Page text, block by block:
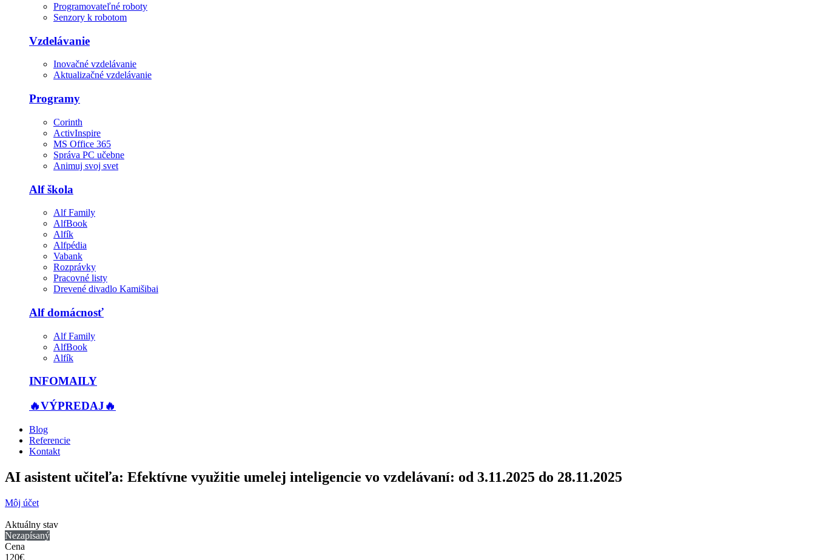
Programovateľné roboty
Senzory k robotom
Vzdelávanie
Inovačné vzdelávanie
Aktualizačné vzdelávanie
Programy
Corinth
ActivInspire
MS Office 365
Správa PC učebne
Animuj svoj svet
Alf škola
Alf Family
AlfBook
Alfík
Alfpédia
Vabank
Rozprávky
Pracovné listy
Drevené divadlo Kamišibai
Alf domácnosť
Alf Family
AlfBook
Alfík
INFOMAILY
🔥VÝPREDAJ🔥
Blog
Referencie
Kontakt
AI asistent učiteľa: Efektívne využitie umelej inteligencie vo vzdelávaní: od 3.11.2025 do 28.11.2025
Môj účet
Aktuálny stav
Nezapísaný
Cena
120€